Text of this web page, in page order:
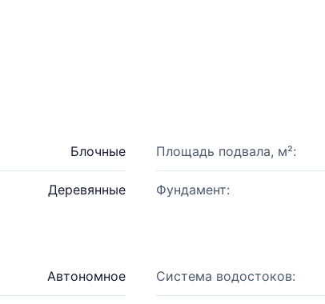
Блочные Площадь подвала, м²:
Деревянные Фундамент:
Автономное Система водостоков: